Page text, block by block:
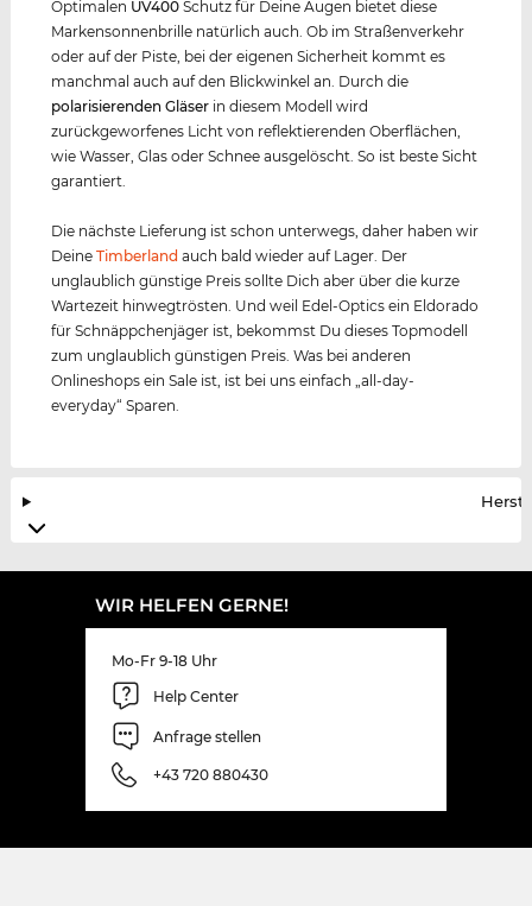
Optimalen UV400 Schutz für Deine Augen bietet diese
Markensonnenbrille natürlich auch. Ob im Straßenverkehr
oder auf der Piste, bei der eigenen Sicherheit kommt es
manchmal auch auf den Blickwinkel an. Durch die
polarisierenden Gläser in diesem Modell wird
zurückgeworfenes Licht von reflektierenden Oberflächen,
wie Wasser, Glas oder Schnee ausgelöscht. So ist beste Sicht
garantiert.
Die nächste Lieferung ist schon unterwegs, daher haben wir
DeineTimberland auch bald wieder auf Lager. Der
unglaublich günstige Preis sollte Dich aber über die kurze
Wartezeit hinwegtrösten. Und weil Edel-Optics ein Eldorado
für Schnäppchenjäger ist, bekommst Du dieses Topmodell
zum unglaublich günstigen Preis. Was bei anderen
Onlineshops ein Sale ist, ist bei uns einfach „all-day-
everyday“ Sparen.
WIR HELFEN GERNE!
Mo-Fr 9-18 Uhr
Help Center
Anfrage stellen
+43 720 880430